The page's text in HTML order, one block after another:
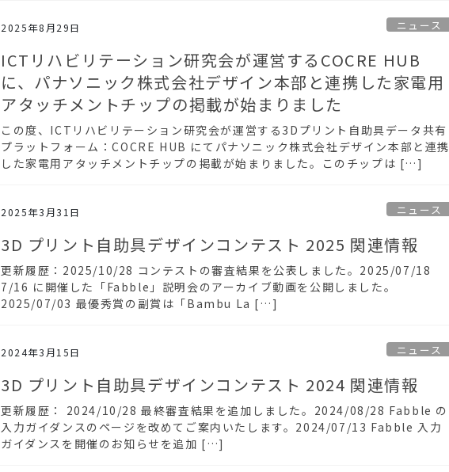
2025年8月29日 ニュース
ICTリハビリテーション研究会が運営するCOCRE HUB
に、パナソニック株式会社デザイン本部と連携した家電用
アタッチメントチップの掲載が始まりました
この度、ICTリハビリテーション研究会が運営する3Dプリント自助具データ共有
プラットフォーム：COCRE HUB にてパナソニック株式会社デザイン本部と連携
した家電用アタッチメントチップの掲載が始まりました。このチップは […]
2025年3月31日 ニュース
3D プリント自助具デザインコンテスト 2025 関連情報
更新履歴：2025/10/28 コンテストの審査結果を公表しました。2025/07/18
7/16 に開催した「Fabble」説明会のアーカイブ動画を公開しました。
2025/07/03 最優秀賞の副賞は「Bambu La […]
2024年3月15日 ニュース
3D プリント自助具デザインコンテスト 2024 関連情報
更新履歴： 2024/10/28 最終審査結果を追加しました。2024/08/28 Fabble の
入力ガイダンスのページを改めてご案内いたします。2024/07/13 Fabble 入力
ガイダンスを開催のお知らせを追加 […]